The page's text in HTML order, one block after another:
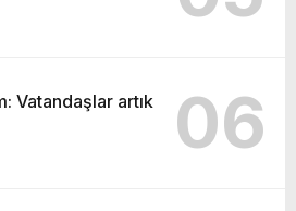
Vatandaşlar artık
06